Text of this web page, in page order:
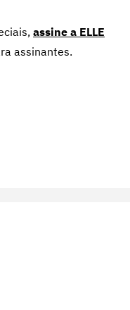
assine a ELLE
assinantes.